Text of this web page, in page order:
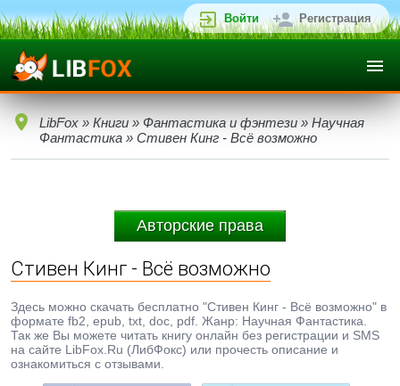
Войти Регистрация
LibFox » Книги » Фантастика и фэнтези » Научная
Фантастика » Стивен Кинг - Всё возможно
Авторские права
Стивен Кинг - Всё возможно
Здесь можно скачать бесплатно "Стивен Кинг - Всё возможно" в
формате fb2, epub, txt, doc, pdf. Жанр: Научная Фантастика.
Так же Вы можете читать книгу онлайн без регистрации и SMS
на сайте LibFox.Ru (ЛибФокс) или прочесть описание и
ознакомиться с отзывами.